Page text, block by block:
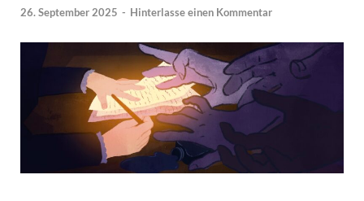
26. September 2025 - Hinterlasse einen Kommentar